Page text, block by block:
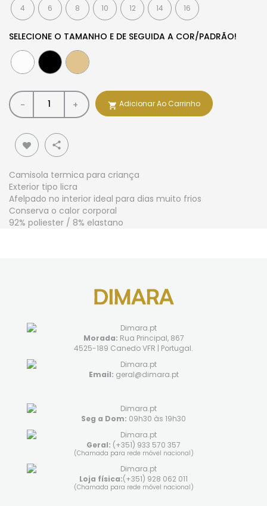
4 6 8 10 12 14 16
SELECIONE O TAMANHO E DE SEGUIDA A COR/PADRÃO!
+
-  Adicionar Ao Carrinho
share
Camisola termica para criança
Exterior tipo licra
Afelpado no interior ideal para dias muito frios
Conserva o calor corporal
92% poliester / 8% elastano
Morada: Rua Principal, 867
4525-189 Canedo VFR | Portugal.
Email: geral@dimara.pt
Seg a Dom: 09h30 às 19h30
Geral: (+351) 933 570 357
(Chamada para rede móvel nacional)
Loja física:(+351) 928 062 011
(Chamada para rede móvel nacional)